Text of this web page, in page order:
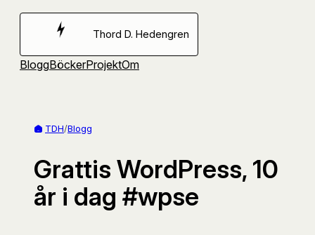
Hoppa
Thord D. Hedengren
BloggBöckerProjektOm
TDH/Blogg
Grattis WordPress, 10
år i dag #wpse